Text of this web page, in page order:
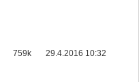
759k 29.4.2016 10:32